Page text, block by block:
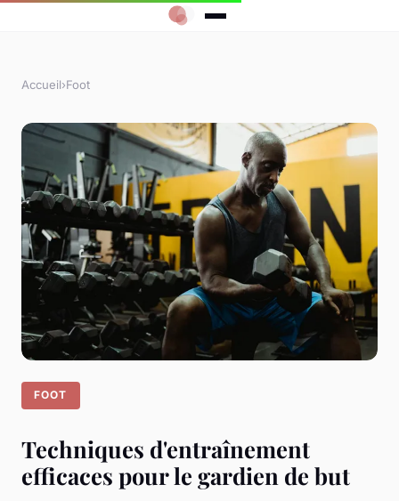
Accueil›Foot
FOOT
Techniques d'entraînement
efficaces pour le gardien de but